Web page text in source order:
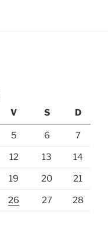
V S D
5 6 7
12 13 14
19 20 21
26 27 28